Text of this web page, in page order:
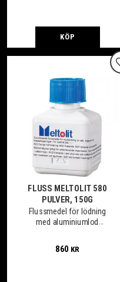
KÖP
FLUSS MELTOLIT 580
PULVER, 150G
Flussmedel för lödning
med aluminiumlod
860 KR